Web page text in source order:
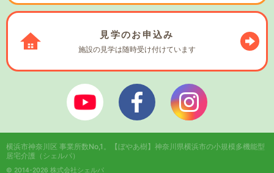
見学のお申込み
施設の見学は随時受け付けています
ぼやあ樹Youtube シェルパフェイスブック
© 2014-2026 株式会社シェルパ
横浜市神奈川区 事業所数No,1。
【ぼやあ樹】神奈川県横浜市の小規模多機能型
居宅介護（シェルパ）